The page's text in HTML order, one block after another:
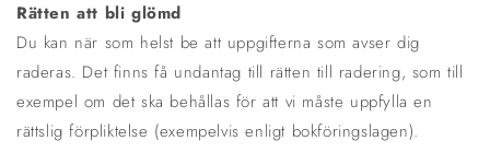
Rätten att bli glömd
Du kan när som helst be att uppgifterna som avser dig
raderas. Det finns få undantag till rätten till radering, som till
exempel om det ska behållas för att vi måste uppfylla en
rättslig förpliktelse (exempelvis enligt bokföringslagen).